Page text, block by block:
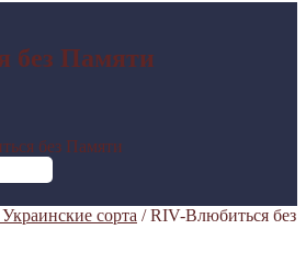
без Памяти
без Памяти
сорта / RIV-Влюбиться без